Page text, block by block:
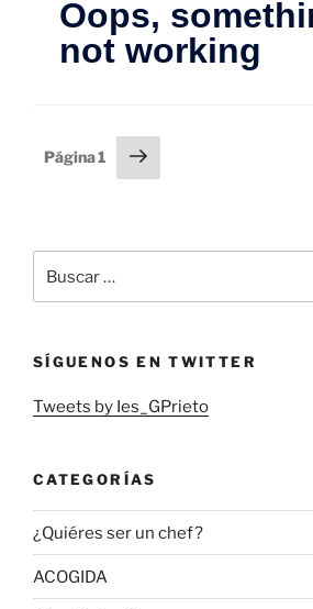
Paginación
Página1
Siguiente
página
por:
SÍGUENOS EN TWITTER
Tweets by Ies_GPrieto
CATEGORÍAS
¿Quiéres ser un chef?
ACOGIDA